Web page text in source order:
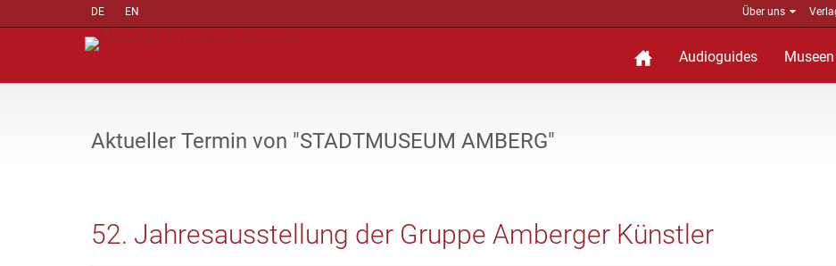
DE EN Über uns
Audioguides Museen
Aktueller Termin von "STADTMUSEUM AMBERG"
52. Jahresausstellung der Gruppe Amberger Künstler